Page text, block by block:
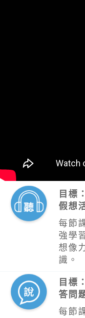
目標
假想
每節
強學
想像
識。
目標
答問
每節